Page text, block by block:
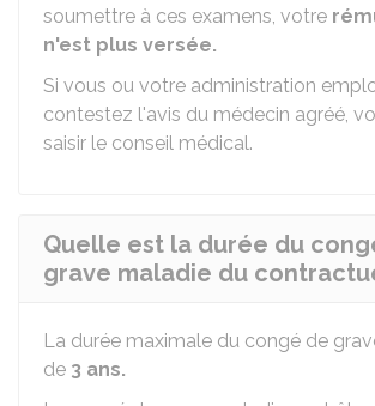
soumettre à ces examens, votre
n'est plus versée.
Si vous ou votre administration
contestez l'avis du médecin agréé,
saisir le conseil médical.
Quelle est la durée du
grave maladie du
La durée maximale du congé de
de 3 ans.